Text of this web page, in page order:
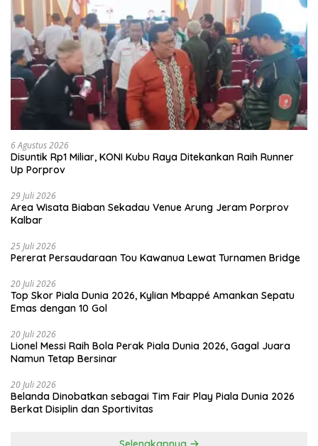
6 Agustus 2026
Disuntik Rp1 Miliar, KONI Kubu Raya Ditekankan Raih Runner
Up Porprov
29 Juli 2026
Area Wisata Biaban Sekadau Venue Arung Jeram Porprov
Kalbar
25 Juli 2026
Pererat Persaudaraan Tou Kawanua Lewat Turnamen Bridge
20 Juli 2026
Top Skor Piala Dunia 2026, Kylian Mbappé Amankan Sepatu
Emas dengan 10 Gol
20 Juli 2026
Lionel Messi Raih Bola Perak Piala Dunia 2026, Gagal Juara
Namun Tetap Bersinar
20 Juli 2026
Belanda Dinobatkan sebagai Tim Fair Play Piala Dunia 2026
Berkat Disiplin dan Sportivitas